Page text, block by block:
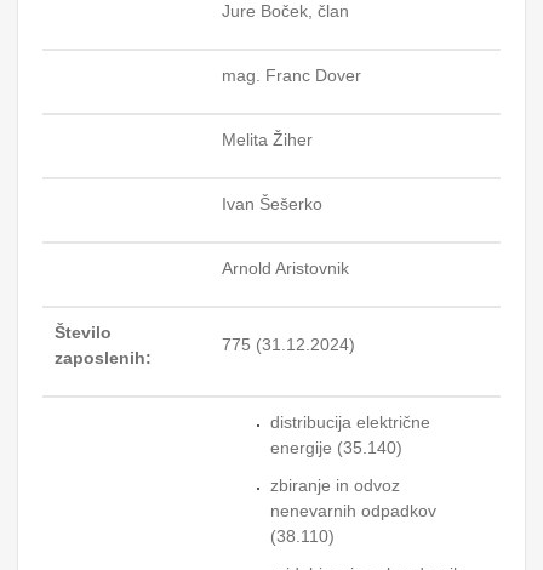
Jure Boček, član
mag. Franc Dover
Melita Žiher
Ivan Šešerko
Arnold Aristovnik
Število
zaposlenih:
775 (31.12.2024)
distribucija električne
energije (35.140)
zbiranje in odvoz
nenevarnih odpadkov
(38.110)